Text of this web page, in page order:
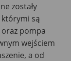
zostały
są
pompa
wejściem
a od